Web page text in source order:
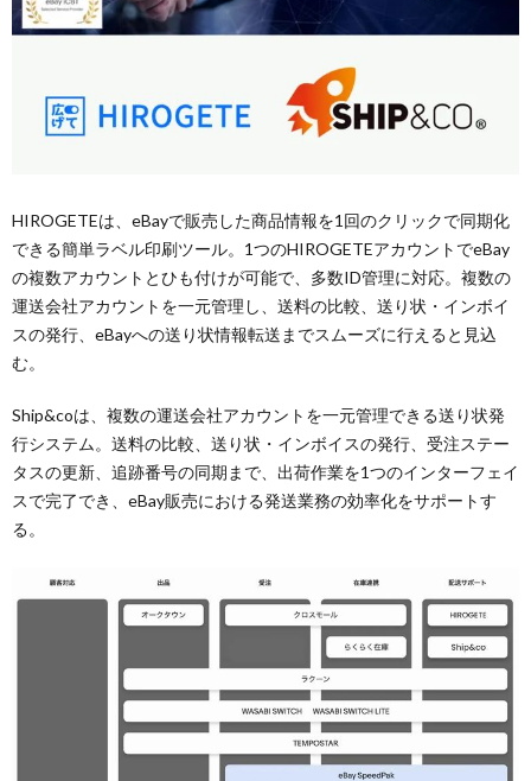
HIROGETEは、eBayで販売した商品情報を1回のクリックで同期化
できる簡単ラベル印刷ツール。1つのHIROGETEアカウントでeBay
の複数アカウントとひも付けが可能で、多数ID管理に対応。複数の
運送会社アカウントを一元管理し、送料の比較、送り状・インボイ
スの発行、eBayへの送り状情報転送までスムーズに行えると見込
む。
Ship&coは、複数の運送会社アカウントを一元管理できる送り状発
行システム。送料の比較、送り状・インボイスの発行、受注ステー
タスの更新、追跡番号の同期まで、出荷作業を1つのインターフェイ
スで完了でき、eBay販売における発送業務の効率化をサポートす
る。